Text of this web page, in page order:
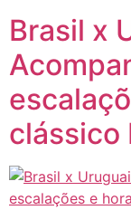
Brasil x
clássico